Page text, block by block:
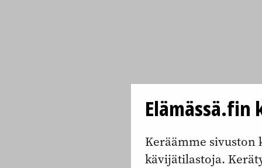
Keräämme sivuston
kävijätilastoja.